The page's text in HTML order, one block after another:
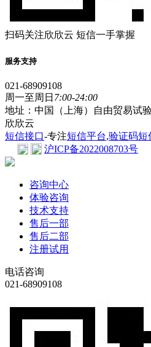
扫码关注欣欣云 短信一手掌握
服务支持
021-68909108
周一至周日 7:00-24:00
地址：中国（上海）自由贸易试
欣欣云
短信接口-专注短信平台,验证码短
沪ICP备2022008703号
咨询中心
体验咨询
技术支持
售后一部
售后二部
注册试用
电话咨询
021-68909108